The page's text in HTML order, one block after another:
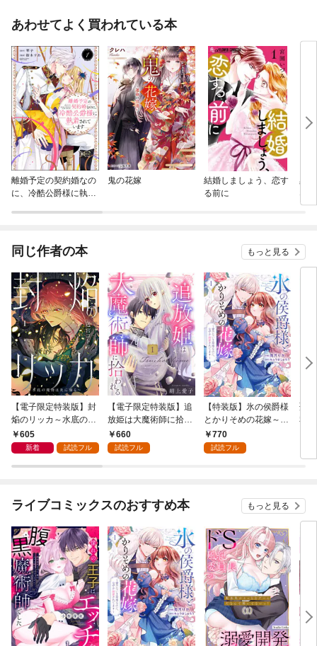
あわせてよく買われている本
離婚予定の契約婚なの
に、冷酷公爵様に執着
鬼の花嫁
結婚しましょう、恋す
る前に
黒
な
同じ作者の本 もっと見る
【電子限定特装版】封
焔のリッカ～水底の魔
物は炎に溺る～（１）
【描き下ろしイラスト
605
新着 試読フル
【電子限定特装版】追
放姫は大魔術師に拾わ
れる（１）【描き下ろ
し漫画付き】
660
試読フル
【特装版】氷の侯爵様
とかりそめの花嫁～愛
のない王命婚なのに、
なぜか溺愛されてます
770
試読フル
聖
私
（
ライブコミックスのおすすめ本 もっと見る